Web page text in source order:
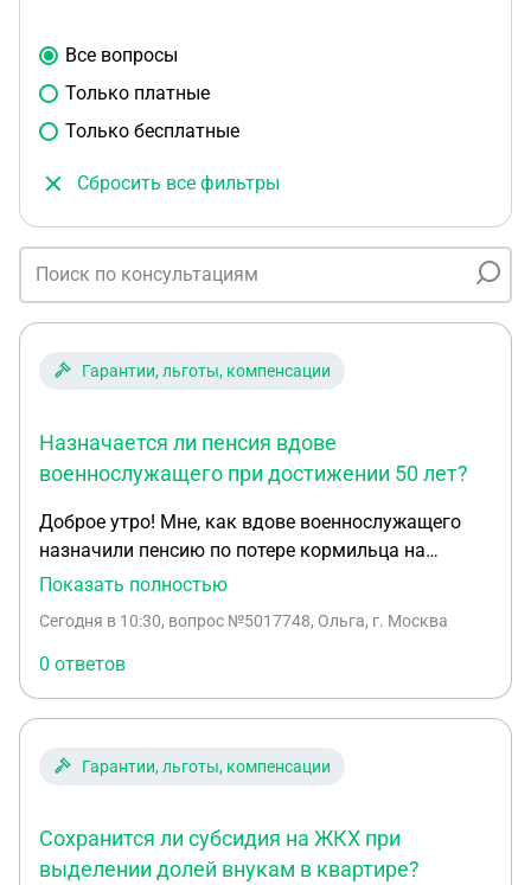
Все вопросы
Только платные
Только бесплатные
Сбросить все фильтры
Гарантии, льготы, компенсации
Назначается ли пенсия вдове
военнослужащего при достижении 50 лет?
Доброе утро! Мне, как вдове военнослужащего
назначили пенсию по потере кормильца на
обеспечение несовершеннолетнего ребенка, ввз
назначается только после 50 лет, мне 49? Пенсию
буду получать только пока ребенок учится очно
до 23 лет. Могу ли я рассчитывать пенсию на себя
после исполнения мне 50 лет?
Показать полностью
Сегодня в 10:30, вопрос №5017748, Ольга, г. Москва
0 ответов
Гарантии, льготы, компенсации
Сохранится ли субсидия на ЖКХ при
выделении долей внукам в квартире?